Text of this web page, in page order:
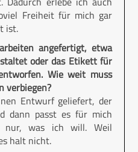
Freiheit für mich gar
ist.
angefertigt, etwa
oder das Etikett für
Wie weit muss
verbiegen?
Entwurf geliefert, der
dann passt es für mich
nur, was ich will. Weil
halt nicht.